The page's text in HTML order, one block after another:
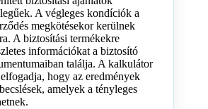
A végleges kondíciók a
megkötésekor kerülnek
A biztosítási termékekre
információkat a biztosító
találja. A kalkulátor
hogy az eredmények
amelyek a tényleges